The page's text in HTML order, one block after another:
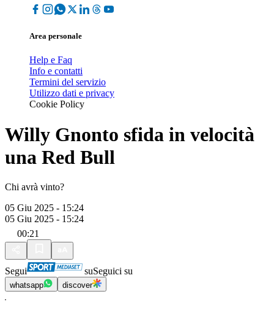
Area personale
Help e Faq
Info e contatti
Termini del servizio
Utilizzo dati e privacy
Cookie Policy
Willy Gnonto sfida in velocità
una Red Bull
Chi avrà vinto?
05 Giu 2025 - 15:24
05 Giu 2025 - 15:24
00:21
Segui suSeguici su
whatsapp discover